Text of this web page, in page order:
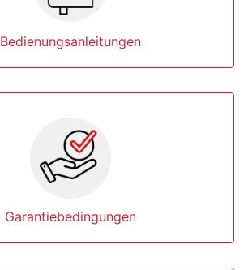
Bedienungsanleitungen
Garantiebedingungen